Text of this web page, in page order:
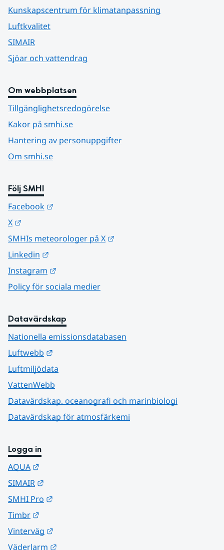
Kunskapscentrum för klimatanpassning
Luftkvalitet
SIMAIR
Sjöar och vattendrag
Om webbplatsen
Tillgänglighetsredogörelse
Kakor på smhi.se
Hantering av personuppgifter
Om smhi.se
Följ SMHI
Facebook
X
SMHIs meteorologer på X
Linkedin
Instagram
Policy för sociala medier
Datavärdskap
Nationella emissionsdatabasen
Luftwebb
Luftmiljödata
VattenWebb
Datavärdskap, oceanografi och marinbiologi
Datavärdskap för atmosfärkemi
Logga in
AQUA
SIMAIR
SMHI Pro
Timbr
Vinterväg
Väderlarm